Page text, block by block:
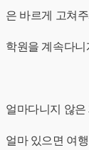
은 바르게 고쳐
학원을 계속다
얼마다니지 않
얼마 있으면 여